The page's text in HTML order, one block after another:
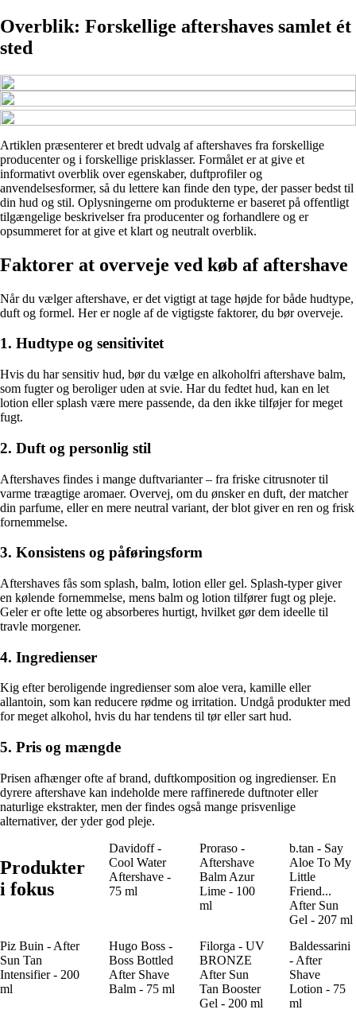
Overblik: Forskellige aftershaves samlet ét
sted
Artiklen præsenterer et bredt udvalg af aftershaves fra forskellige
producenter og i forskellige prisklasser. Formålet er at give et
informativt overblik over egenskaber, duftprofiler og
anvendelsesformer, så du lettere kan finde den type, der passer bedst til
din hud og stil. Oplysningerne om produkterne er baseret på offentligt
tilgængelige beskrivelser fra producenter og forhandlere og er
opsummeret for at give et klart og neutralt overblik.
Faktorer at overveje ved køb af aftershave
Når du vælger aftershave, er det vigtigt at tage højde for både hudtype,
duft og formel. Her er nogle af de vigtigste faktorer, du bør overveje.
1. Hudtype og sensitivitet
Hvis du har sensitiv hud, bør du vælge en alkoholfri aftershave balm,
som fugter og beroliger uden at svie. Har du fedtet hud, kan en let
lotion eller splash være mere passende, da den ikke tilføjer for meget
fugt.
2. Duft og personlig stil
Aftershaves findes i mange duftvarianter – fra friske citrusnoter til
varme træagtige aromaer. Overvej, om du ønsker en duft, der matcher
din parfume, eller en mere neutral variant, der blot giver en ren og frisk
fornemmelse.
3. Konsistens og påføringsform
Aftershaves fås som splash, balm, lotion eller gel. Splash-typer giver
en kølende fornemmelse, mens balm og lotion tilfører fugt og pleje.
Geler er ofte lette og absorberes hurtigt, hvilket gør dem ideelle til
travle morgener.
4. Ingredienser
Kig efter beroligende ingredienser som aloe vera, kamille eller
allantoin, som kan reducere rødme og irritation. Undgå produkter med
for meget alkohol, hvis du har tendens til tør eller sart hud.
5. Pris og mængde
Prisen afhænger ofte af brand, duftkomposition og ingredienser. En
dyrere aftershave kan indeholde mere raffinerede duftnoter eller
naturlige ekstrakter, men der findes også mange prisvenlige
alternativer, der yder god pleje.
Produkter
i fokus
Davidoff -
Cool Water
Aftershave -
75 ml
Proraso -
Aftershave
Balm Azur
Lime - 100
ml
b.tan - Say
Aloe To My
Little
Friend...
After Sun
Gel - 207 ml
Piz Buin - After
Sun Tan
Intensifier - 200
ml
Hugo Boss -
Boss Bottled
After Shave
Balm - 75 ml
Filorga - UV
BRONZE
After Sun
Tan Booster
Gel - 200 ml
Baldessarini
- After
Shave
Lotion - 75
ml